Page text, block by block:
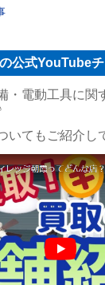
公式YouTubeチ
・電動工具に関
いてもご紹介し